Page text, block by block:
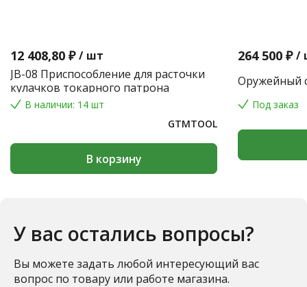
12 408,80 ₽ / шт
JB-08 Приспособление для расточки
кулачков токарного патрона
В наличии: 14 шт
GTMTOOL
В корзину
264 500 ₽ /
Оружейный
Под заказ
У вас остались вопросы?
Вы можете задать любой интересующий вас
вопрос по товару или работе магазина.